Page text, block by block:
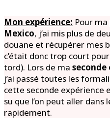
Mon expérience: Pour ma
Mexico, j’ai mis plus de
douane et récupérer mes
c’était donc trop court
tord). Lors de ma seconde
j’ai passé toutes les
cette seconde expérience
su que l’on peut aller
rapidement.